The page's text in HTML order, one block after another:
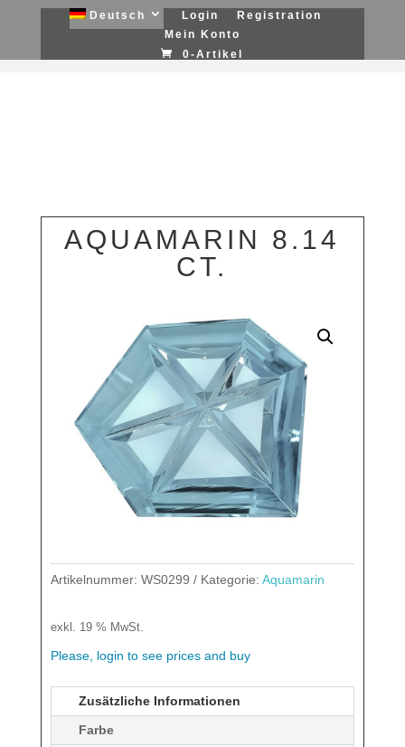
Deutsch Login
Registration
Mein Konto
0-Artikel
AQUAMARIN 8.14
CT.
Artikelnummer: WS0299 Kategorie: Aquamarin
exkl. 19 % MwSt.
Please, login to see prices and buy
Zusätzliche Informationen
Farbe